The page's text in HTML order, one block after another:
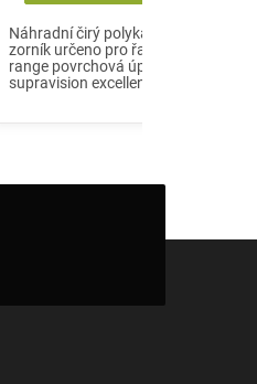
Náhradní čirý polykarbonátový
zorník určeno pro řadu uvex i-
range povrchová úprava uvex
supravision excellence...